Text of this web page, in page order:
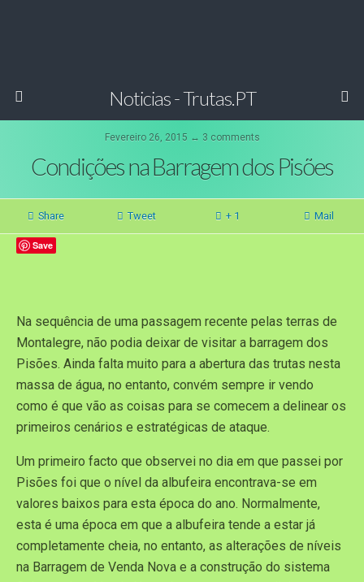
Noticias - Trutas.PT
Fevereiro 26, 2015 ↔ 3 comments
Condições na Barragem dos Pisões
Share Tweet + 1 Mail
Save
Na sequência de uma passagem recente pelas terras de
Montalegre, não podia deixar de visitar a barragem dos
Pisões. Ainda falta muito para a abertura das trutas nesta
massa de água, no entanto, convém sempre ir vendo
como é que vão as coisas para se comecem a delinear os
primeiros cenários e estratégicas de ataque.
Um primeiro facto que observei no dia em que passei por
Pisões foi que o nível da albufeira encontrava-se em
valores baixos para esta época do ano. Normalmente,
esta é uma época em que a albufeira tende a estar já
completamente cheia, no entanto, as alterações de níveis
na Barragem de Venda Nova e a construção do sistema